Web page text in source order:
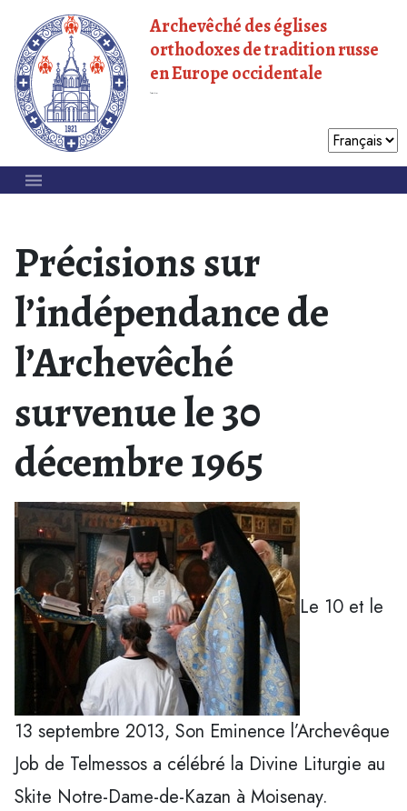
Archevêché des églises
orthodoxes de tradition russe
en Europe occidentale
Précisions sur
l’indépendance de
l’Archevêché
survenue le 30
décembre 1965
Le 10 et le
13 septembre 2013, Son Eminence l’Archevêque
Job de Telmessos a célébré la Divine Liturgie au
Skite Notre-Dame-de-Kazan à Moisenay.